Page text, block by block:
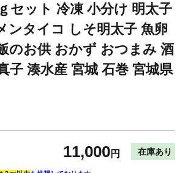
セット 冷凍 小分け 明太子
ンタイコ しそ明太子 魚卵
のお供 おかず おつまみ 酒
子 湊水産 宮城 石巻 宮城県
11,000円 在庫あり